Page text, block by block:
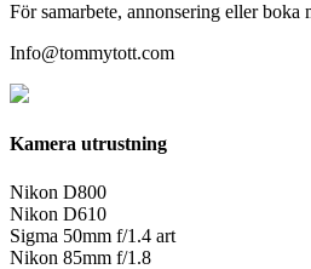
För samarbete, annonsering eller boka
Info@tommytott.com
Kamera utrustning
Nikon D800
Nikon D610
Sigma 50mm f/1.4 art
Nikon 85mm f/1.8